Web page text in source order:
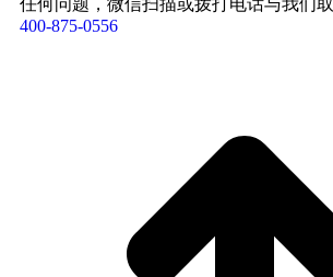
任何问题，微信扫描或拨打电话与我们取
400-875-0556​